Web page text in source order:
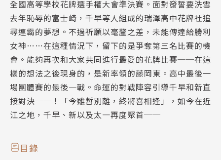
全國高等學校花牌選手權大會準決賽。面對發誓要洗雪
去年恥辱的富士崎，千早等人組成的瑞澤高中花牌社追
尋連霸的夢想。不過祈願以毫釐之差，未能傳達給勝利
女神……在這種情況下，留下的是爭奪第三名比賽的機
會。能夠再次和大家共同進行最愛的花牌比賽──在這
樣的想法之後現身的，是新率領的藤岡東。高中最後一
場團體賽的最後一戰。命運的對戰陣容引導千早和新直
接對決──！「今雖暫別離，終將喜相逢」，如今在近
江之地，千早、新以及太一再度聚首──
目錄